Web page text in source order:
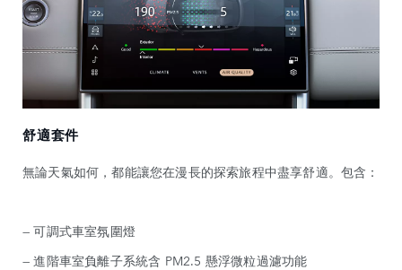
舒適套件
無論天氣如何，都能讓您在漫長的探索旅程中盡享舒適。包含：
— 可調式車室氛圍燈
— 進階車室負離子系統含 PM2.5 懸浮微粒過濾功能